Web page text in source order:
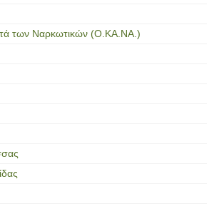
των Ναρκωτικών (Ο.ΚΑ.ΝΑ.)